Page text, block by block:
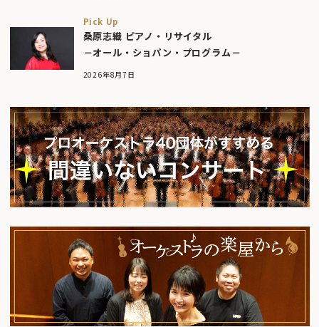
Pick Up
桑原志織 ピアノ・リサイタル
－オール・ショパン・プログラム－
2026年8月7日